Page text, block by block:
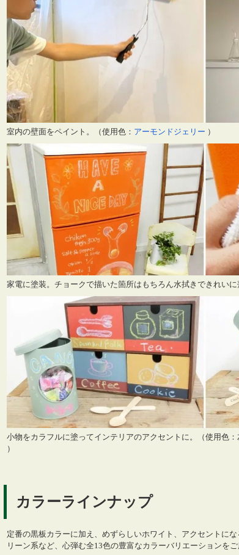
室内の壁面をペイント。（使用色： アーモンドジェリー ）
家電に塗装。チョークで描いた箇所はもちろん水拭きできれいに
小物をカラフルに塗ってインテリアのアクセントに。（使用色：
）
カラーラインナップ
定番の黒板カラーに加え、めずらしいホワイト、アクセントに
リーン系など、心弾む全13色の豊富なカラーバリエーションをご